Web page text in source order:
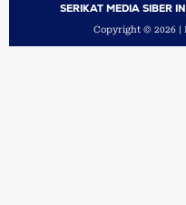
SERIKAT MEDIA SIBER
Copyright © 2026 |